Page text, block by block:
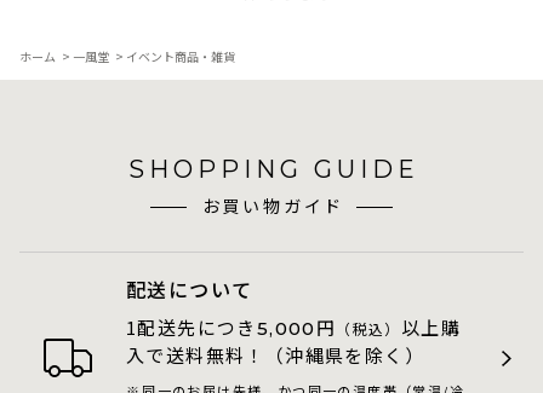
ホーム > 一風堂 > イベント商品・雑貨
SHOPPING GUIDE
お買い物ガイド
配送について
1配送先につき 5,000 円 （税込） 以上購
入で送料無料！（沖縄県を除く）